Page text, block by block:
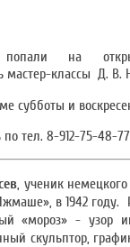
попали на
мастер-классы Д. В.
субботы и
тел. 8-912-75-48-
, ученик
в 1942
«мороз» - узор
скульптор,